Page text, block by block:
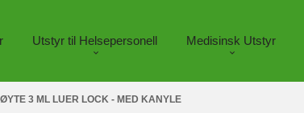
Utstyr til Helsepersonell Medisinsk Utstyr
3 ML LUER LOCK - MED KANYLE